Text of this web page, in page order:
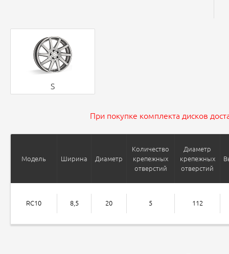
S
При покупке комплекта дисков
Модель Ширина Диаметр
Количество
крепежных
отверстий
Диаметр
крепежных
отверстий
RC10 8,5 20 5 112